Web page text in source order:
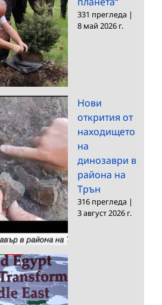
331 прегледа |
8 май 2026 г.
Нови
открития от
находището
на
динозаври в
района на
Трън
316 прегледа |
3 август 2026 г.